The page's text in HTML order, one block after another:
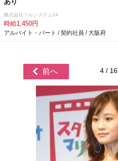
株式会社ベルシステム24
時給1,450円
アルバイト・パート / 契約社員 / 大阪府
前へ 4 / 16